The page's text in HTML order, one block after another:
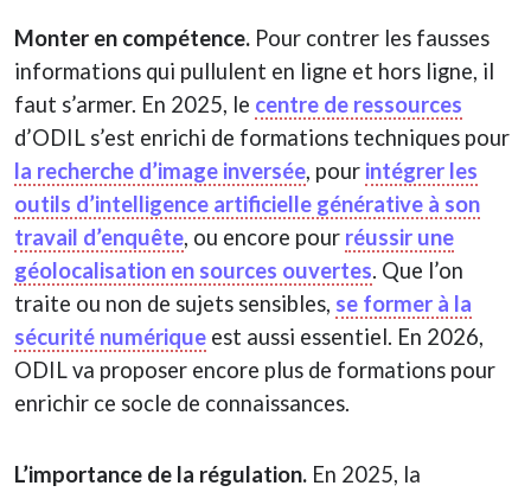
Monter en compétence. Pour contrer les fausses
informations qui pullulent en ligne et hors ligne, il
faut s’armer. En 2025, le centre de ressources
d’ODIL s’est enrichi de formations techniques pour
la recherche d’image inversée, pour intégrer les
outils d’intelligence artificielle générative à son
travail d’enquête, ou encore pour réussir une
géolocalisation en sources ouvertes. Que l’on
traite ou non de sujets sensibles, se former à la
sécurité numérique est aussi essentiel. En 2026,
ODIL va proposer encore plus de formations pour
enrichir ce socle de connaissances.
L’importance de la régulation. En 2025, la